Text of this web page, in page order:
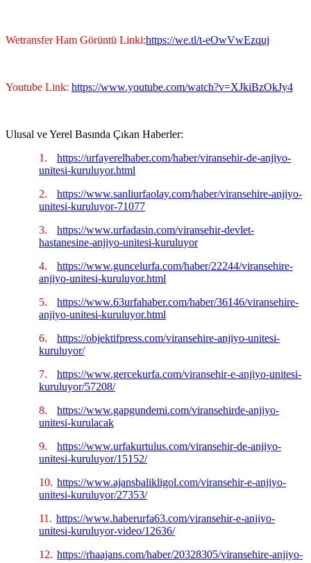
Wetransfer Ham Görüntü Linki:https://we.tl/t-eOwVwEzquj
Youtube Link: https://www.youtube.com/watch?v=XJkiBzOkJy4
Ulusal ve Yerel Basında Çıkan Haberler:
1.
https://urfayerelhaber.com/haber/viransehir-de-anjiyo-
unitesi-kuruluyor.html
2.
https://www.sanliurfaolay.com/haber/viransehire-anjiyo-
unitesi-kuruluyor-71077
3.
https://www.urfadasin.com/viransehir-devlet-
hastanesine-anjiyo-unitesi-kuruluyor
4.
https://www.guncelurfa.com/haber/22244/viransehire-
anjiyo-unitesi-kuruluyor.html
5.
https://www.63urfahaber.com/haber/36146/viransehire-
anjiyo-unitesi-kuruluyor.html
6.
https://objektifpress.com/viransehire-anjiyo-unitesi-
kuruluyor/
7.
https://www.gercekurfa.com/viransehir-e-anjiyo-unitesi-
kuruluyor/57208/
8.
https://www.gapgundemi.com/viransehirde-anjiyo-
unitesi-kurulacak
9.
https://www.urfakurtulus.com/viransehir-de-anjiyo-
unitesi-kuruluyor/15152/
10. https://www.ajansbalikligol.com/viransehir-e-anjiyo-
unitesi-kuruluyor/27353/
11. https://www.haberurfa63.com/viransehir-e-anjiyo-
unitesi-kuruluyor-video/12636/
12. https://rhaajans.com/haber/20328305/viransehire-anjiyo-